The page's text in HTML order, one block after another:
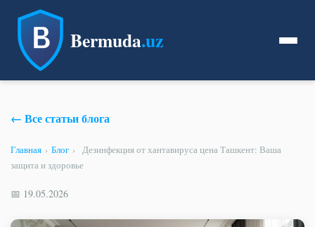
Bermuda.uz
← Все статьи блога
Главная › Блог ›
Дезинфекция от хантавируса цена Ташкент: Ваша
защита и здоровье
📅 19.05.2026